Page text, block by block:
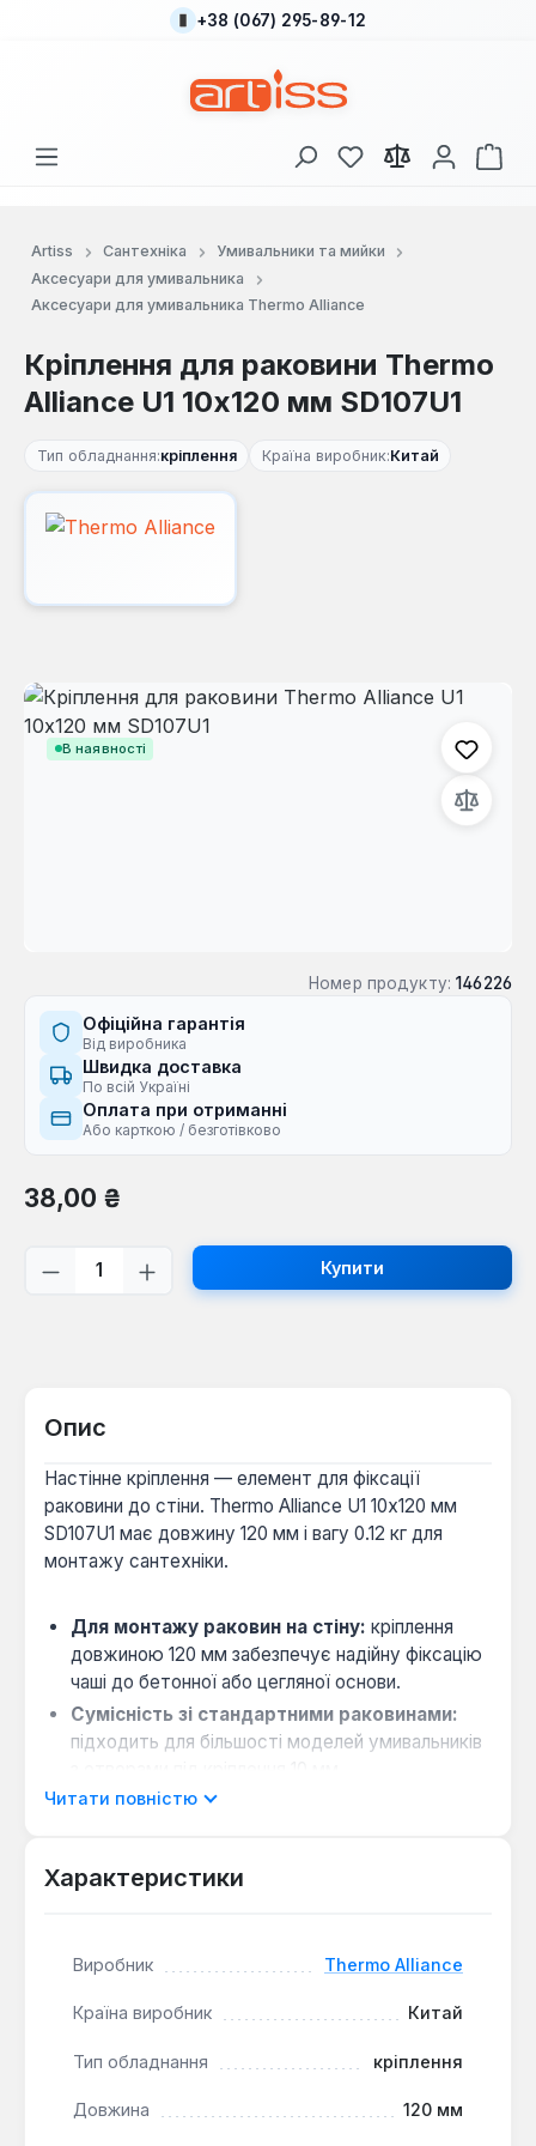
Перейти до основного вмісту
+38 (067) 295-89-12
У вас є 0 у списку
Artiss Сантехніка
Умивальники та мийки
Аксесуари для умивальника
Аксесуари для умивальника Thermo Alliance
Кріплення для раковини Thermo
Alliance U1 10х120 мм SD107U1
Тип обладнання:кріплення Країна виробник:Китай
В наявності
Пропустити галерею зображень
Номер продукту: 146226
Офіційна гарантія
Від виробника
Швидка доставка
По всій Україні
Оплата при отриманні
Або карткою / безготівково
Звичайна ціна:
38,00 ₴
Кількість товару: Введіть потрібну
Купити
Опис
Настінне кріплення — елемент для фіксації
раковини до стіни. Thermo Alliance U1 10х120 мм
SD107U1 має довжину 120 мм і вагу 0.12 кг для
монтажу сантехніки.
Для монтажу раковин на стіну: кріплення
довжиною 120 мм забезпечує надійну фіксацію
чаші до бетонної або цегляної основи.
Сумісність зі стандартними раковинами:
підходить для більшості моделей умивальників
Вага 0.12 кг:комплект не створює
Читати повністю
Характеристики
Виробник Thermo Alliance
Країна виробник Китай
Тип обладнання кріплення
Довжина 120 мм